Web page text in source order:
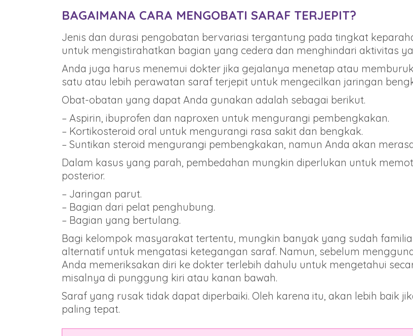
BAGAIMANA CARA MENGOBATI SARAF TERJEPIT?
Jenis dan durasi pengobatan bervariasi tergantung pada tingkat
untuk mengistirahatkan bagian yang cedera dan menghindari aktivitas
Anda juga harus menemui dokter jika gejalanya menetap atau
satu atau lebih perawatan saraf terjepit untuk mengecilkan jaringan
Obat-obatan yang dapat Anda gunakan adalah sebagai berikut.
– Aspirin, ibuprofen dan naproxen untuk mengurangi pembengkakan.
– Kortikosteroid oral untuk mengurangi rasa sakit dan bengkak.
– Suntikan steroid mengurangi pembengkakan, namun Anda akan
Dalam kasus yang parah, pembedahan mungkin diperlukan untuk
posterior.
– Jaringan parut.
– Bagian dari pelat penghubung.
– Bagian yang bertulang.
Bagi kelompok masyarakat tertentu, mungkin banyak yang sudah
alternatif untuk mengatasi ketegangan saraf. Namun, sebelum
Anda memeriksakan diri ke dokter terlebih dahulu untuk mengetahui
misalnya di punggung kiri atau kanan bawah.
Saraf yang rusak tidak dapat diperbaiki. Oleh karena itu, akan lebih baik
paling tepat.